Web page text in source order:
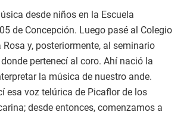
desde niños en la Escuela
de Concepción. Luego pasé al Colegio
y, posteriormente, al seminario
pertenecí al coro. Ahí nació la
la música de nuestro ande.
esa voz telúrica de Picaflor de los
desde entonces, comenzamos a